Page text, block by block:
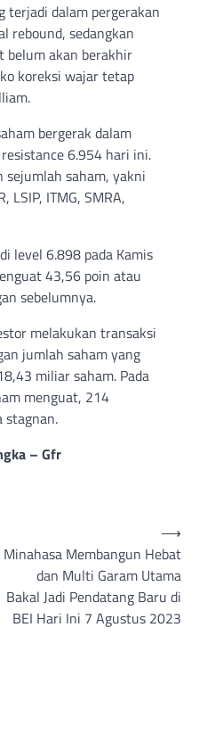
terjadi dalam pergerakan
rebound, sedangkan
belum akan berakhir
koreksi wajar tetap
bergerak dalam
6.954 hari ini.
saham, yakni
LSIP, ITMG, SMRA,
level 6.898 pada Kamis
43,56 poin atau
sebelumnya.
melakukan transaksi
jumlah saham yang
miliar saham. Pada
menguat, 214
stagnan.
– Gfr
Minahasa Membangun Hebat
dan Multi Garam Utama
Bakal Jadi Pendatang Baru di
BEI Hari Ini 7 Agustus 2023
⟶